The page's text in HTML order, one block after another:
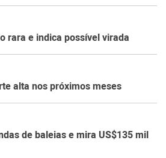
rara e indica possível virada
alta nos próximos meses
de baleias e mira US$135 mil